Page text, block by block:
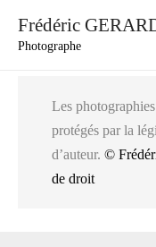
Frédéric
Photographe
Les
protégés par la
d’auteur. ©
de droit